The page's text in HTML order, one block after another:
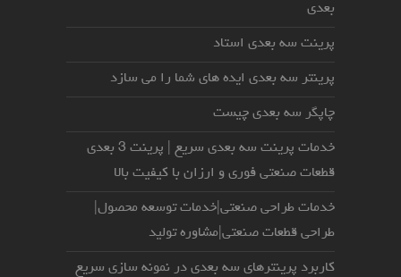
بعدی
پرینت سه بعدی استاد
پرینتر سه بعدی ایده های شما را می سازد
چاپگر سه بعدی چیست
خدمات پرینت سه بعدی سریع | پرینت 3 بعدی
قطعات صنعتی فوری و ارزان با کیفیت بالا
خدمات طراحی صنعتی|خدمات توسعه محصول|
طراحی قطعات صنعتی|مشاوره تولید
کاربرد پرینترهای سه بعدی در نمونه سازی سریع